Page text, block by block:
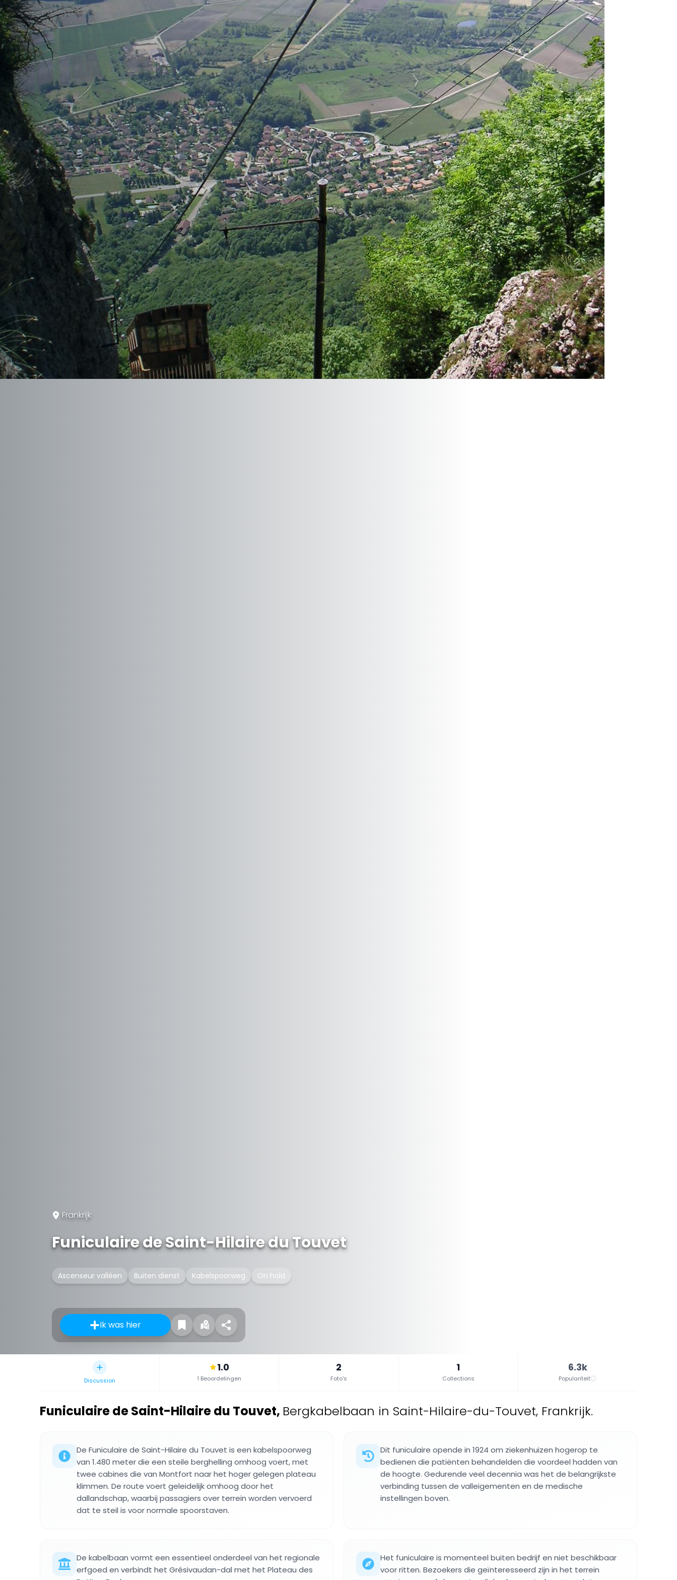
Frankrijk
Funiculaire de Saint-Hilaire du Touvet
Ascenseur valléen Buiten dienst Kabelspoorweg On hold
Ik was hier
Discussion
1.0
1 Beoordelingen
2
Foto's
1
Collections
6.3k
Populariteit
Funiculaire de Saint-Hilaire du Touvet, Bergkabelbaan in Saint-Hilaire-du-Touvet, Frankrijk.
De Funiculaire de Saint-Hilaire du Touvet is een kabelspoorweg
van 1.480 meter die een steile berghelling omhoog voert, met
twee cabines die van Montfort naar het hoger gelegen plateau
klimmen. De route voert geleidelijk omhoog door het
dallandschap, waarbij passagiers over terrein worden vervoerd
dat te steil is voor normale spoorstaven.
Dit funiculaire opende in 1924 om ziekenhuizen hogerop te
bedienen die patiënten behandelden die voordeel hadden van
de hoogte. Gedurende veel decennia was het de belangrijkste
verbinding tussen de valleigementen en de medische
instellingen boven.
De kabelbaan vormt een essentieel onderdeel van het regionale
erfgoed en verbindt het Grésivaudan-dal met het Plateau des
Het funiculaire is momenteel buiten bedrijf en niet beschikbaar
voor ritten. Bezoekers die geïnteresseerd zijn in het terrein